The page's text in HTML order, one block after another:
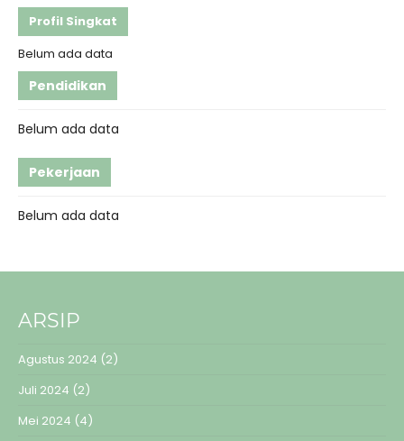
Profil Singkat
Belum ada data
Pendidikan
Belum ada data
Pekerjaan
Belum ada data
ARSIP
Agustus 2024 (2)
Juli 2024 (2)
Mei 2024 (4)